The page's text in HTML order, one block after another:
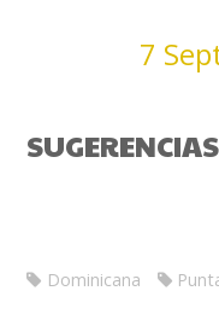
7
SUGERENCIAS
Dominicana